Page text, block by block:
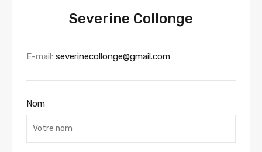
Severine Collonge
E-mail: severinecollonge@gmail.com
Nom